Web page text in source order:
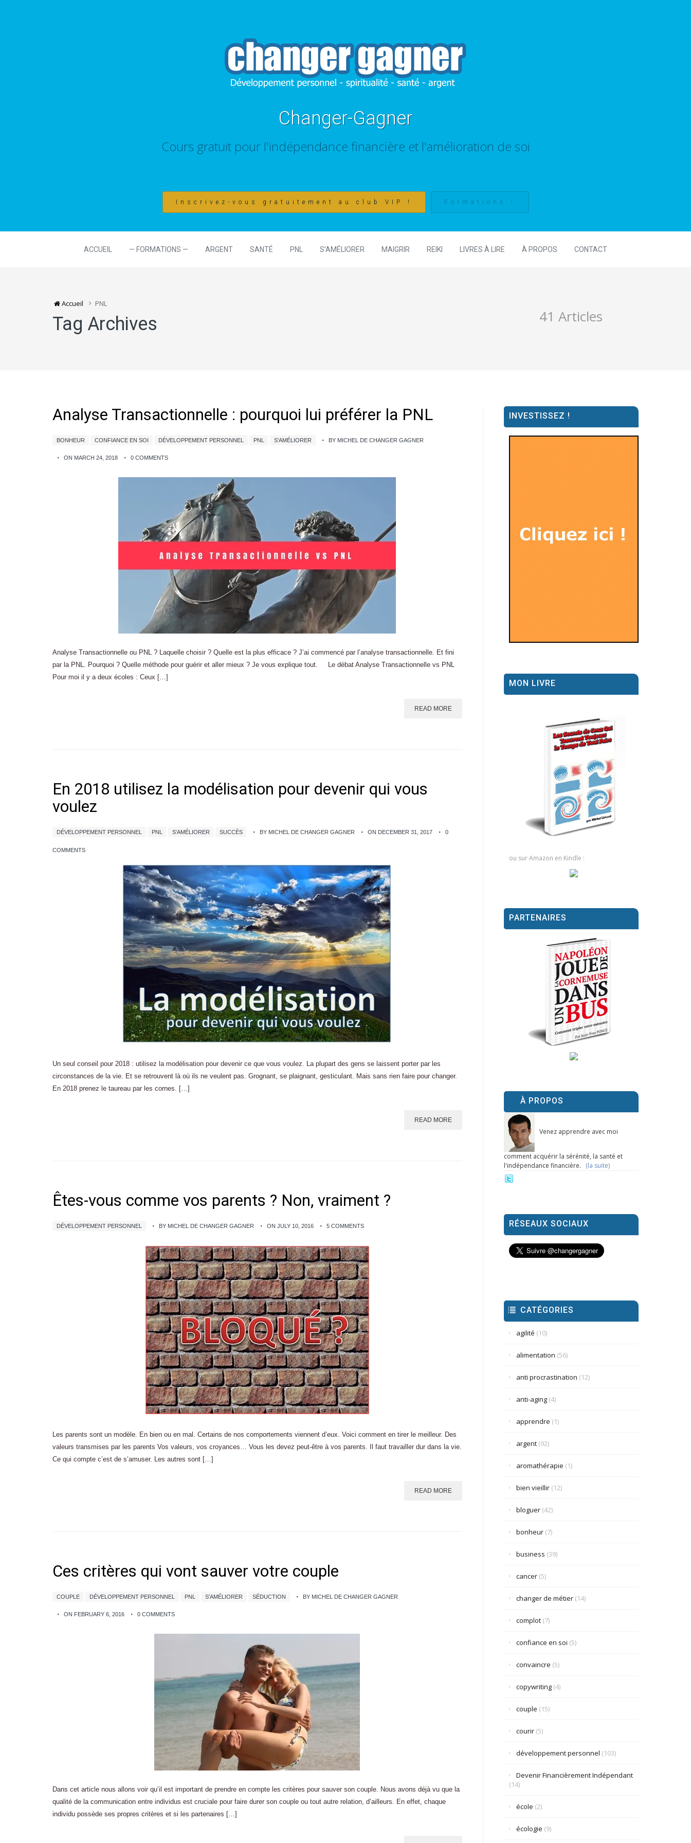
Changer-Gagner
Cours gratuit pour l'indépendance financière et l'amélioration de soi
Inscrivez-vous gratuitement au club VIP ! Formations !
ACCUEIL — FORMATIONS — ARGENT SANTÉ PNL S’AMÉLIORER MAIGRIR REIKI LIVRES À LIRE À PROPOS CONTACT
Accueil PNL
Tag Archives 41 Articles
Analyse Transactionnelle : pourquoi lui préférer la PNL
BONHEUR CONFIANCE EN SOI DÉVELOPPEMENT PERSONNEL PNL S'AMÉLIORER BY MICHEL DE CHANGER GAGNER
ON MARCH 24, 2018 0 COMMENTS
Analyse Transactionnelle ou PNL ? Laquelle choisir ? Quelle est la plus efficace ? J’ai commencé par l’analyse transactionnelle. Et fini
par la PNL. Pourquoi ? Quelle méthode pour guérir et aller mieux ? Je vous explique tout. Le débat Analyse Transactionnelle vs PNL
Pour moi il y a deux écoles : Ceux […]
READ MORE
En 2018 utilisez la modélisation pour devenir qui vous
voulez
DÉVELOPPEMENT PERSONNEL PNL S'AMÉLIORER SUCCÈS BY MICHEL DE CHANGER GAGNER ON DECEMBER 31, 2017 0
COMMENTS
Un seul conseil pour 2018 : utilisez la modélisation pour devenir ce que vous voulez. La plupart des gens se laissent porter par les
circonstances de la vie. Et se retrouvent là où ils ne veulent pas. Grognant, se plaignant, gesticulant. Mais sans rien faire pour changer.
En 2018 prenez le taureau par les cornes. […]
READ MORE
Êtes-vous comme vos parents ? Non, vraiment ?
DÉVELOPPEMENT PERSONNEL BY MICHEL DE CHANGER GAGNER ON JULY 10, 2016 5 COMMENTS
Les parents sont un modèle. En bien ou en mal. Certains de nos comportements viennent d’eux. Voici comment en tirer le meilleur. Des
valeurs transmises par les parents Vos valeurs, vos croyances… Vous les devez peut-être à vos parents. Il faut travailler dur dans la vie.
Ce qui compte c’est de s’amuser. Les autres sont […]
READ MORE
Ces critères qui vont sauver votre couple
COUPLE DÉVELOPPEMENT PERSONNEL PNL S'AMÉLIORER SÉDUCTION BY MICHEL DE CHANGER GAGNER
ON FEBRUARY 6, 2016 0 COMMENTS
Dans cet article nous allons voir qu’il est important de prendre en compte les critères pour sauver son couple. Nous avons déjà vu que la
qualité de la communication entre individus est cruciale pour faire durer son couple ou tout autre relation, d’ailleurs. En effet, chaque
individu possède ses propres critères et si les partenaires […]
INVESTISSEZ !
MON LIVRE
ou sur Amazon en Kindle :
PARTENAIRES
À PROPOS
Venez apprendre avec moi
comment acquérir la sérénité, la santé et
l'indépendance financière. (la suite)
RÉSEAUX SOCIAUX
CATÉGORIES
agilité (10)
alimentation (56)
anti procrastination (12)
anti-aging(4)
apprendre (1)
argent(92)
aromathérapie (1)
bien vieillir(12)
bloguer(42)
bonheur(7)
business (39)
cancer(5)
changer de métier(14)
complot(7)
confiance en soi (5)
convaincre (5)
copywriting(4)
couple (15)
courir(5)
développement personnel (103)
Devenir Financièrement Indépendant
(14)
école (2)
écologie (9)